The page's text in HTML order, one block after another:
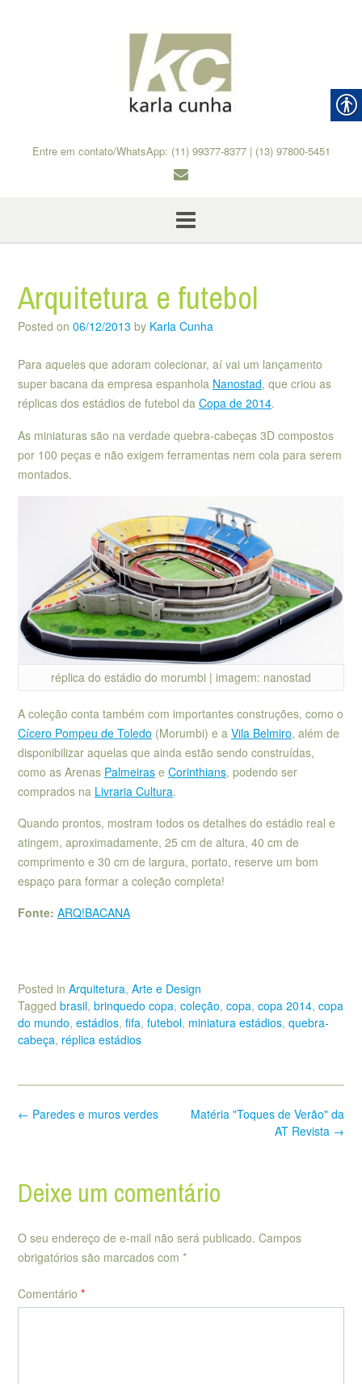
Entre em contato/WhatsApp: (11) 99377-8377 | (13) 97800-5451
Arquitetura e futebol
Posted on 06/12/2013 by Karla Cunha
Para aqueles que adoram colecionar, aí vai um lançamento
super bacana da empresa espanhola Nanostad, que criou as
réplicas dos estádios de futebol da Copa de 2014.
As miniaturas são na verdade quebra-cabeças 3D compostos
por 100 peças e não exigem ferramentas nem cola para serem
montados.
réplica do estádio do morumbi | imagem: nanostad
A coleção conta também com importantes construções, como o
Cícero Pompeu de Toledo (Morumbi) e a Vila Belmiro, além de
disponibilizar aquelas que ainda estão sendo construídas,
como as Arenas Palmeiras e Corinthians, podendo ser
comprados na Livraria Cultura.
Quando prontos, mostram todos os detalhes do estádio real e
atingem, aproximadamente, 25 cm de altura, 40 cm de
comprimento e 30 cm de largura, portato, reserve um bom
espaço para formar a coleção completa!
Fonte: ARQ!BACANA
Posted in Arquitetura, Arte e Design
Tagged brasil, brinquedo copa, coleção, copa, copa 2014, copa
do mundo, estádios, fifa, futebol, miniatura estádios, quebra-
cabeça, réplica estádios
Post
Matéria "Toques de Verão" da
AT Revista →
← Paredes e muros verdes
Deixe um comentário
O seu endereço de e-mail não será publicado. Campos
obrigatórios são marcados com *
Comentário *